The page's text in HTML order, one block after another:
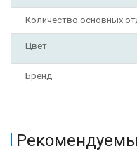
Количество основных
Цвет
Бренд